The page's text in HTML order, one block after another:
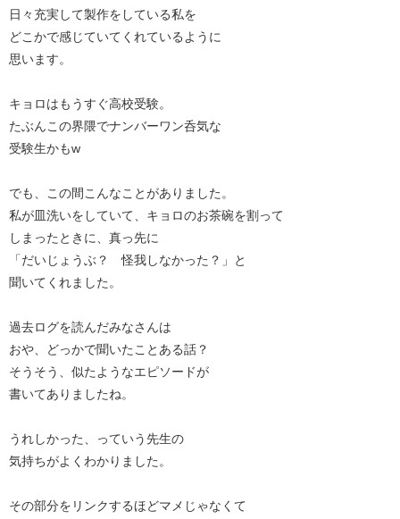
日々充実して製作をしている私を
どこかで感じていてくれているように
思います。
キョロはもうすぐ高校受験。
たぶんこの界隈でナンバーワン呑気な
受験生かもw
でも、この間こんなことがありました。
私が皿洗いをしていて、キョロのお茶碗を割って
しまったときに、真っ先に
「だいじょうぶ？ 怪我しなかった？」と
聞いてくれました。
過去ログを読んだみなさんは
おや、どっかで聞いたことある話？
そうそう、似たようなエピソードが
書いてありましたね。
うれしかった、っていう先生の
気持ちがよくわかりました。
その部分をリンクするほどマメじゃなくて